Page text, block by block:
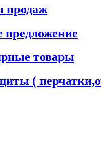
продаж
товары
(